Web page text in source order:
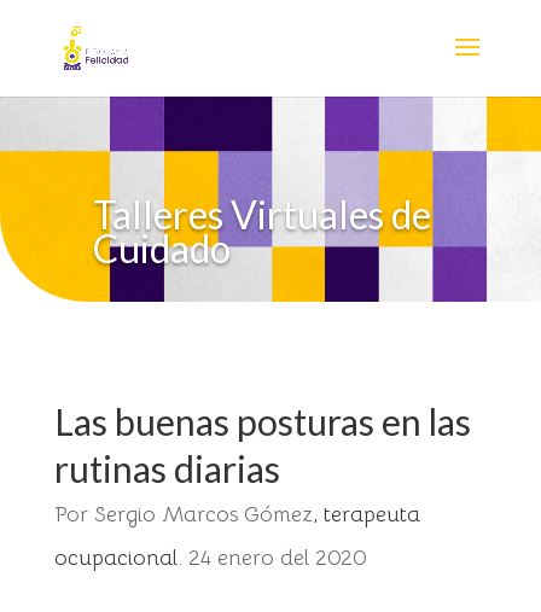
web
un
accesibilidad.Talleres Virtuales de
Cuidado
Las buenas posturas en las
rutinas diarias
Por Sergio Marcos Gómez, terapeuta
ocupacional. 24 enero del 2020